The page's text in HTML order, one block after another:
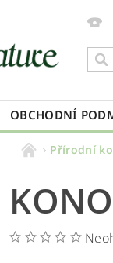
OBCHODNÍ
Přírodní